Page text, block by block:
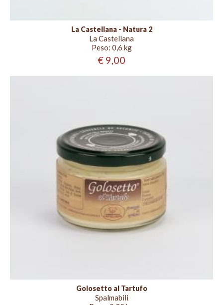
La Castellana - Natura 2
La Castellana
Peso: 0,6 kg
€ 9,00
Golosetto al Tartufo
Spalmabili